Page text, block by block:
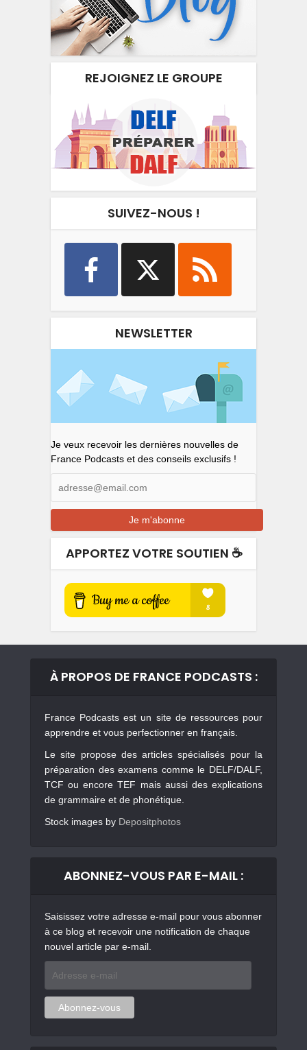
REJOIGNEZ LE GROUPE
SUIVEZ-NOUS !
NEWSLETTER
Je veux recevoir les dernières nouvelles de
France Podcasts et des conseils exclusifs !
APPORTEZ VOTRE SOUTIEN ☕️
À PROPOS DE FRANCE PODCASTS :
France Podcasts est un site de ressources pour
apprendre et vous perfectionner en français.
Le site propose des articles spécialisés pour la
préparation des examens comme le DELF/DALF,
TCF ou encore TEF mais aussi des explications
de grammaire et de phonétique.
Stock images by Depositphotos
ABONNEZ-VOUS PAR E-MAIL :
Saisissez votre adresse e-mail pour vous abonner
à ce blog et recevoir une notification de chaque
nouvel article par e-mail.
mail
Abonnez-vous